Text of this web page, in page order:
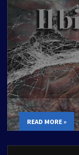
READ MORE »